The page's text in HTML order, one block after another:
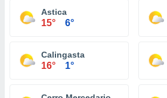
Astica
15° 6°
Calingasta
16° 1°